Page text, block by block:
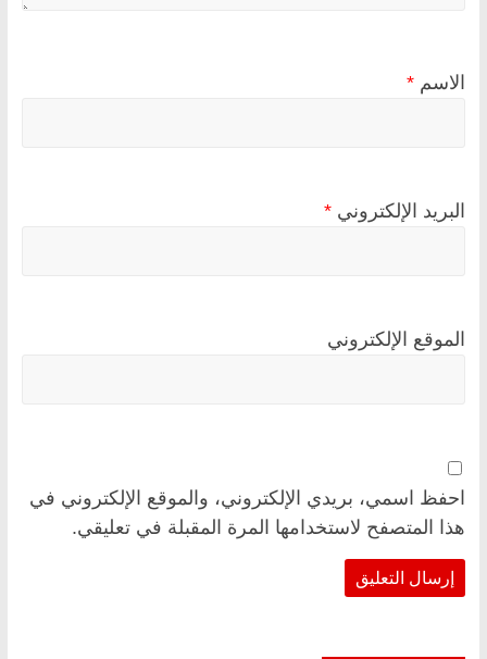
الاسم *
البريد الإلكتروني *
الموقع الإلكتروني
احفظ اسمي، بريدي الإلكتروني، والموقع الإلكتروني في
هذا المتصفح لاستخدامها المرة المقبلة في تعليقي.